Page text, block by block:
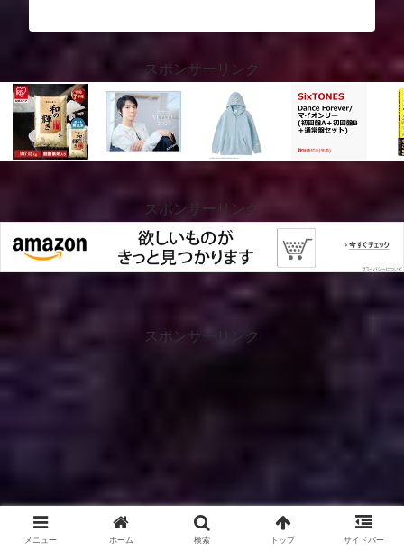
スポンサーリンク
スポンサーリンク
スポンサーリンク
メニュー ホーム 検索 トップ サイドバー